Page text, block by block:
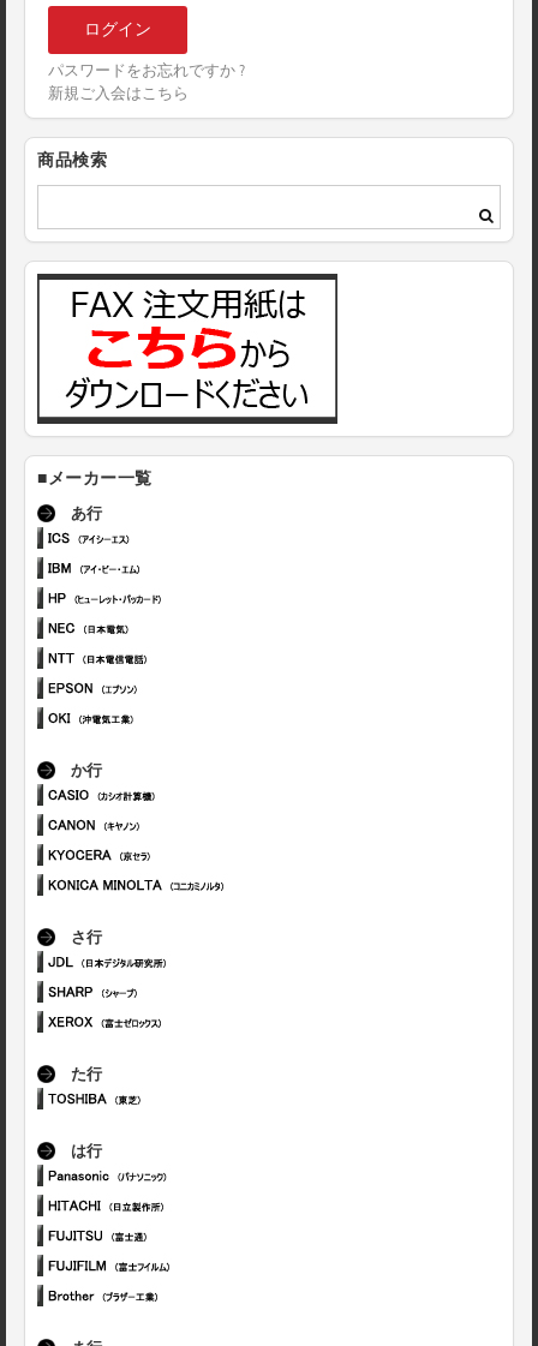
パスワードをお忘れですか ?
新規ご入会はこちら
商品検索
■メーカー一覧
あ行
か行
さ行
た行
は行